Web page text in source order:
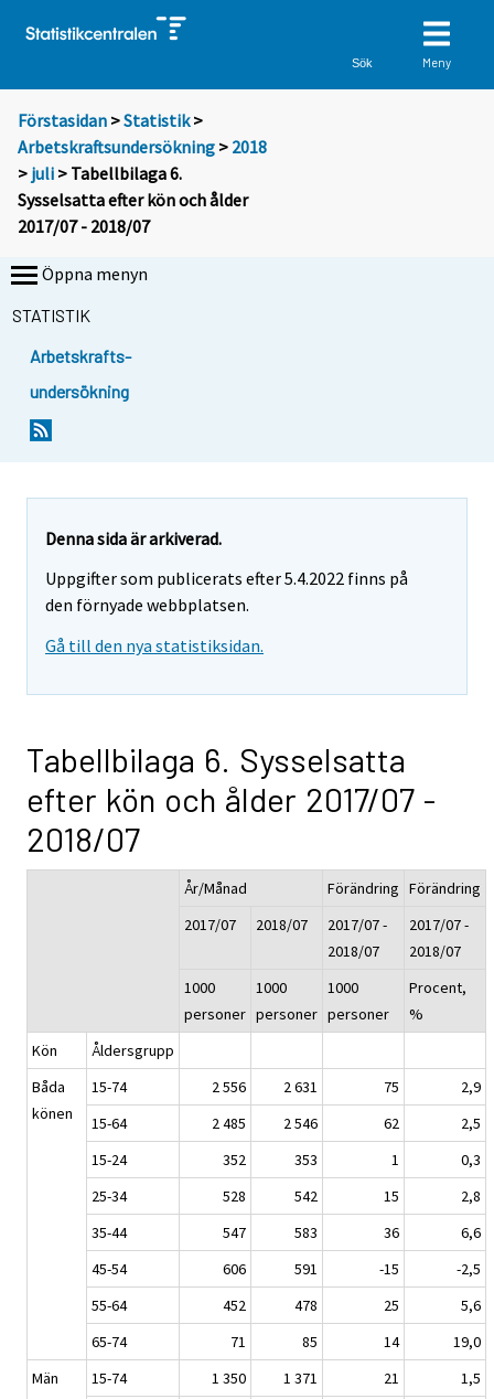
Sök Meny
Förstasidan >Statistik >
Arbetskraftsundersökning > 2018
> juli > Tabellbilaga 6.
Sysselsatta efter kön och ålder
2017/07 - 2018/07
Öppna menyn
STATISTIK
Arbetskrafts-
undersökning
Denna sida är arkiverad.
Uppgifter som publicerats efter 5.4.2022 finns på
den förnyade webbplatsen.
Gå till den nya statistiksidan.
Tabellbilaga 6. Sysselsatta
efter kön och ålder 2017/07 -
2018/07
År/Månad Förändring Förändring
2017/07
2018/07
2017/07 -
2018/07
2017/07 -
2018/07
1000
personer
1000
personer
1000
personer
Procent,
%
Kön
Åldersgrupp
Båda
könen
15-74 2 556 2 631 75
2,9
15-64
2 485 2 546 62
2,5
15-24
352 353 1
0,3
25-34
528 542 15
2,8
35-44
547 583 36
6,6
45-54
606 591 -15
-2,5
55-64
452 478 25
5,6
65-74
71 85 14
19,0
Män
15-74 1 350 1 371 21
1,5